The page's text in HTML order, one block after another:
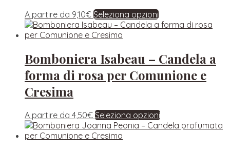
A partire da 9,10€ Seleziona opzioni
Bomboniera Isabeau – Candela a
forma di rosa per Comunione e
Cresima
A partire da 4,50€ Seleziona opzioni